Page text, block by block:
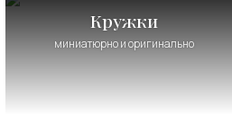
Кружки
миниатюрно и оригинально